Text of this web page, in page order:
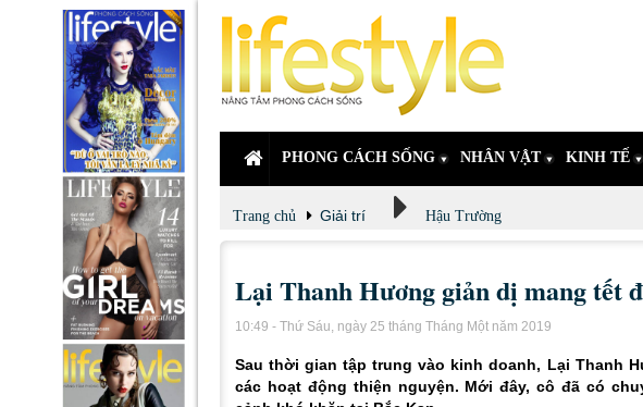
PHONG CÁCH SỐNG NHÂN VẬT KINH TẾ
Trang chủ Giải trí Hậu Trường
Lại Thanh Hương giản dị mang tết
10:49 - Thứ Sáu, ngày 25 tháng Tháng Một năm 2019
Sau thời gian tập trung vào kinh doanh, Lại Thanh
các hoạt động thiện nguyện. Mới đây, cô đã có